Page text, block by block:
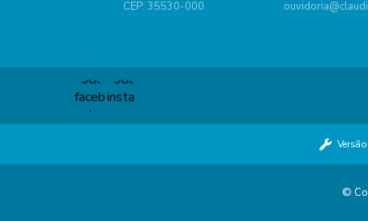
CEP: 35530-000
©